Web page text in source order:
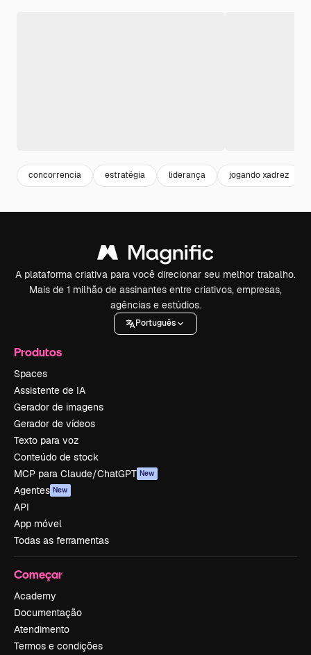
concorrencia estratégia liderança jogando xadrez
A plataforma criativa para você direcionar seu melhor trabalho.
Mais de 1 milhão de assinantes entre criativos, empresas,
agências e estúdios.
Português
Produtos
Spaces
Assistente de IA
Gerador de imagens
Gerador de vídeos
Texto para voz
Conteúdo de stock
MCP para Claude/ChatGPT New
Agentes New
API
App móvel
Todas as ferramentas
Começar
Academy
Documentação
Atendimento
Termos e condições